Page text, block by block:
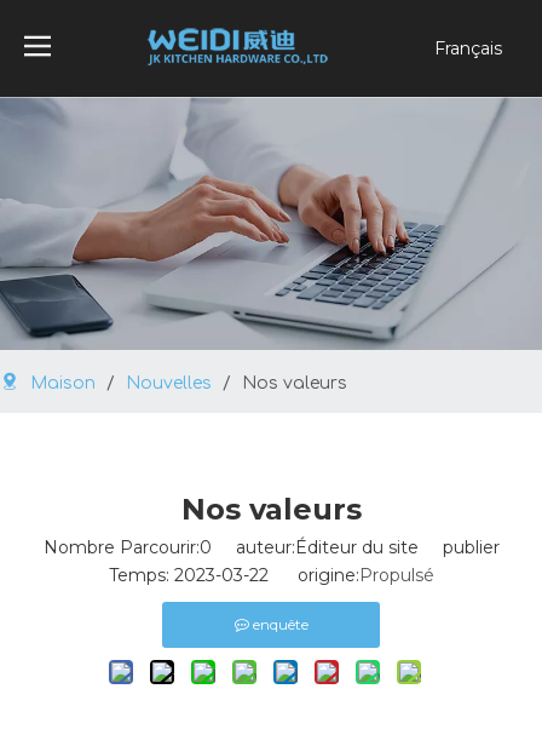
Français
Español
Pусский
العربية
English
Maison / Nouvelles / Nos valeurs
Nos valeurs
Nombre Parcourir:0 auteur:Éditeur du site publier
Temps: 2023-03-22 origine:Propulsé
enquête